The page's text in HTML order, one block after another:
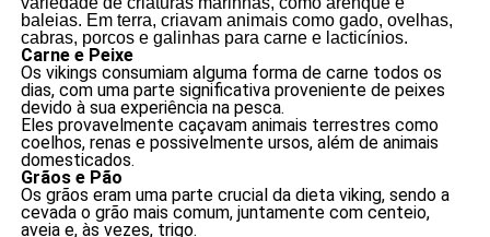
baleias. Em terra, criavam animais como gado, ovelhas,
cabras, porcos e galinhas para carne e lacticínios.
Carne e Peixe
Os vikings consumiam alguma forma de carne todos os
dias, com uma parte significativa proveniente de peixes
devido à sua experiência na pesca.
Eles provavelmente caçavam animais terrestres como
coelhos, renas e possivelmente ursos, além de animais
domesticados.
Grãos e Pão
Os grãos eram uma parte crucial da dieta viking, sendo a
cevada o grão mais comum, juntamente com centeio,
aveia e, às vezes, trigo.